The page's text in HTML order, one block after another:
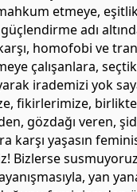
etmeye,
adı
homofobi ve
çalışanlara,
irademizi yok
fikirlerimize,
gözdağı veren,
karşı yaşasın
Bizlerse
yan